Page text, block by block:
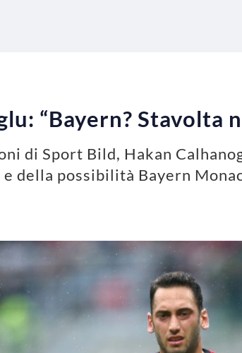
“Bayern? Stavolta
di Sport Bild, Hakan
della possibilità Bayern